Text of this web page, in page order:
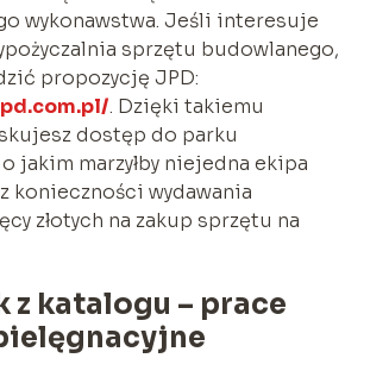
wykonawstwa. Jeśli interesuje
sprzętu budowlanego,
propozycję JPD:
. Dzięki takiemu
dostęp do parku
jakim marzyłby niejedna ekipa
konieczności wydawania
złotych na zakup sprzętu na
z katalogu – prace